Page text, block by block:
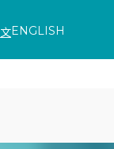
ENGLISH